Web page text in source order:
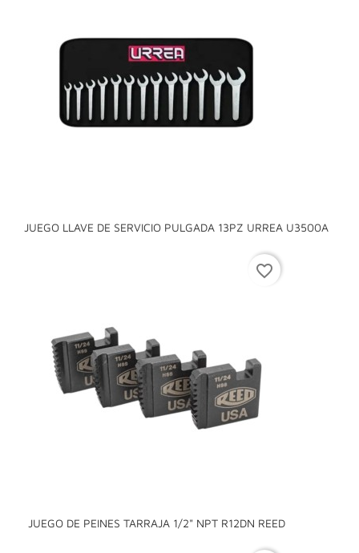
JUEGO LLAVE DE SERVICIO PULGADA 13PZ URREA U3500A
JUEGO DE PEINES TARRAJA 1/2" NPT R12DN REED
favorite_border